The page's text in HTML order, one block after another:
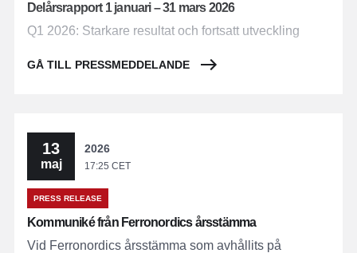
Delårsrapport 1 januari – 31 mars 2026
Q1 2026: Starkare resultat och fortsatt utveckling
GÅ TILL PRESSMEDDELANDE
13
maj
2026
17:25 CET
PRESS RELEASE
Kommuniké från Ferronordics årsstämma
Vid Ferronordics årsstämma som avhållits på